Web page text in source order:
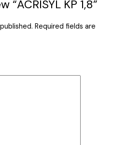
KP 1,8”
Required fields are